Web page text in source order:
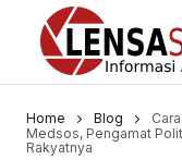
Home Blog
Medsos, Pengamat
Rakyatnya